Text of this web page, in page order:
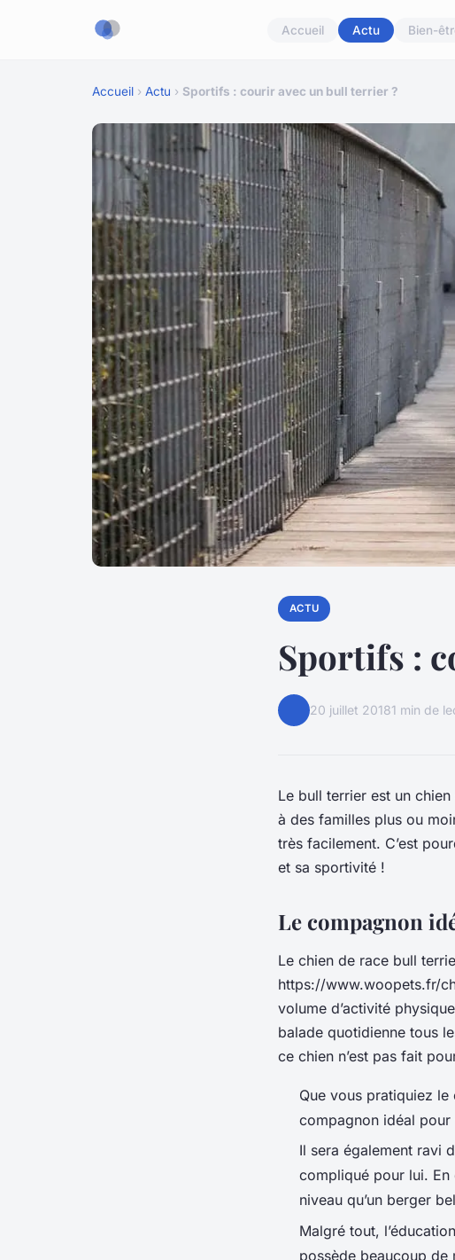
Accueil Actu Bien-
Accueil › Actu › Sportifs : courir avec un bull terrier ?
ACTU
Sportifs :
20 juillet 20181 min de
Le bull terrier est un
à des familles plus ou
très facilement. C’est
et sa sportivité !
Le compagnon
Le chien de race bull
https://www.woopets.fr/
volume d’activité
balade quotidienne tous
ce chien n’est pas fait
Que vous pratiquiez
compagnon idéal
Il sera également ravi
compliqué pour lui. En
niveau qu’un berger
Malgré tout,
possède beaucoup de